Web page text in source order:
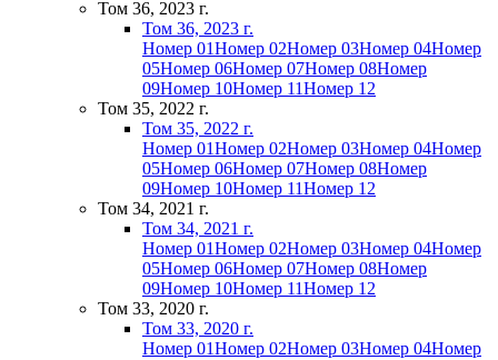
Том 36, 2023 г.
Том 36, 2023 г.
Номер 01Номер 02Номер 03Номер 04Номер
05Номер 06Номер 07Номер 08Номер
09Номер 10Номер 11Номер 12
Том 35, 2022 г.
Том 35, 2022 г.
Номер 01Номер 02Номер 03Номер 04Номер
05Номер 06Номер 07Номер 08Номер
09Номер 10Номер 11Номер 12
Том 34, 2021 г.
Том 34, 2021 г.
Номер 01Номер 02Номер 03Номер 04Номер
05Номер 06Номер 07Номер 08Номер
09Номер 10Номер 11Номер 12
Том 33, 2020 г.
Том 33, 2020 г.
Номер 01Номер 02Номер 03Номер 04Номер